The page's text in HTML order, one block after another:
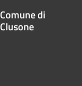
Comune di
Clusone